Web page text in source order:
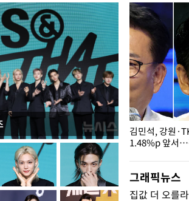
드러난 홍제천…물고기 떼죽음
김민석, 강원
1.48%p 앞서…
그래픽뉴스
집값 더 오를